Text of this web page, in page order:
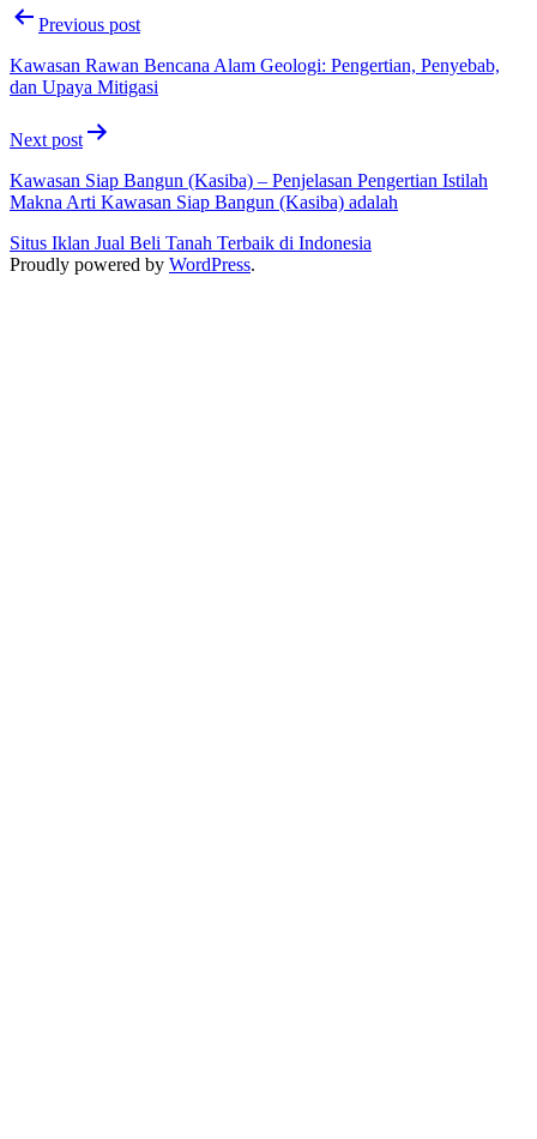
PostPrevious post
Kawasan Rawan Bencana Alam Geologi: Pengertian, Penyebab,
dan Upaya Mitigasi
Next post
Kawasan Siap Bangun (Kasiba) – Penjelasan Pengertian Istilah
Makna Arti Kawasan Siap Bangun (Kasiba) adalah
Situs Iklan Jual Beli Tanah Terbaik di Indonesia
Proudly powered by WordPress.